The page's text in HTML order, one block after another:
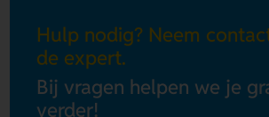
Hulp nodig? Neem
de expert.
Bij vragen helpen we je
verder!